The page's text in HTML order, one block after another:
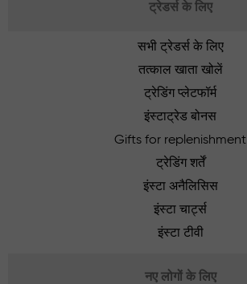
ट्रेडर्स के लिए
सभी ट्रेडर्स के लिए
तत्काल खाता खोलें
ट्रेडिंग प्लेटफॉर्म
इंस्टाट्रेड बोनस
Gifts for replenishment
ट्रेडिंग शर्तें
इंस्टा अनैलिसिस
इंस्टा चार्ट्स
इंस्टा टीवी
नए लोगों के लिए